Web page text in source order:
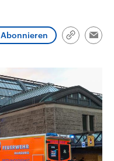
Abonnieren
Link